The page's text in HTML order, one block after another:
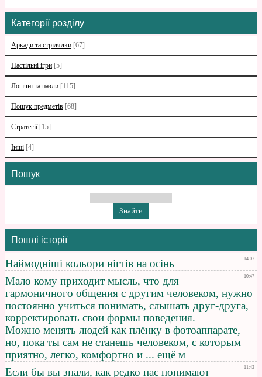
Категорії розділу
Аркади та стрілялки [67]
Настільні ігри [5]
Логічні та пазли [115]
Пошук предметів [68]
Стратегії [15]
Інші [4]
Пошук
Пошлі історії